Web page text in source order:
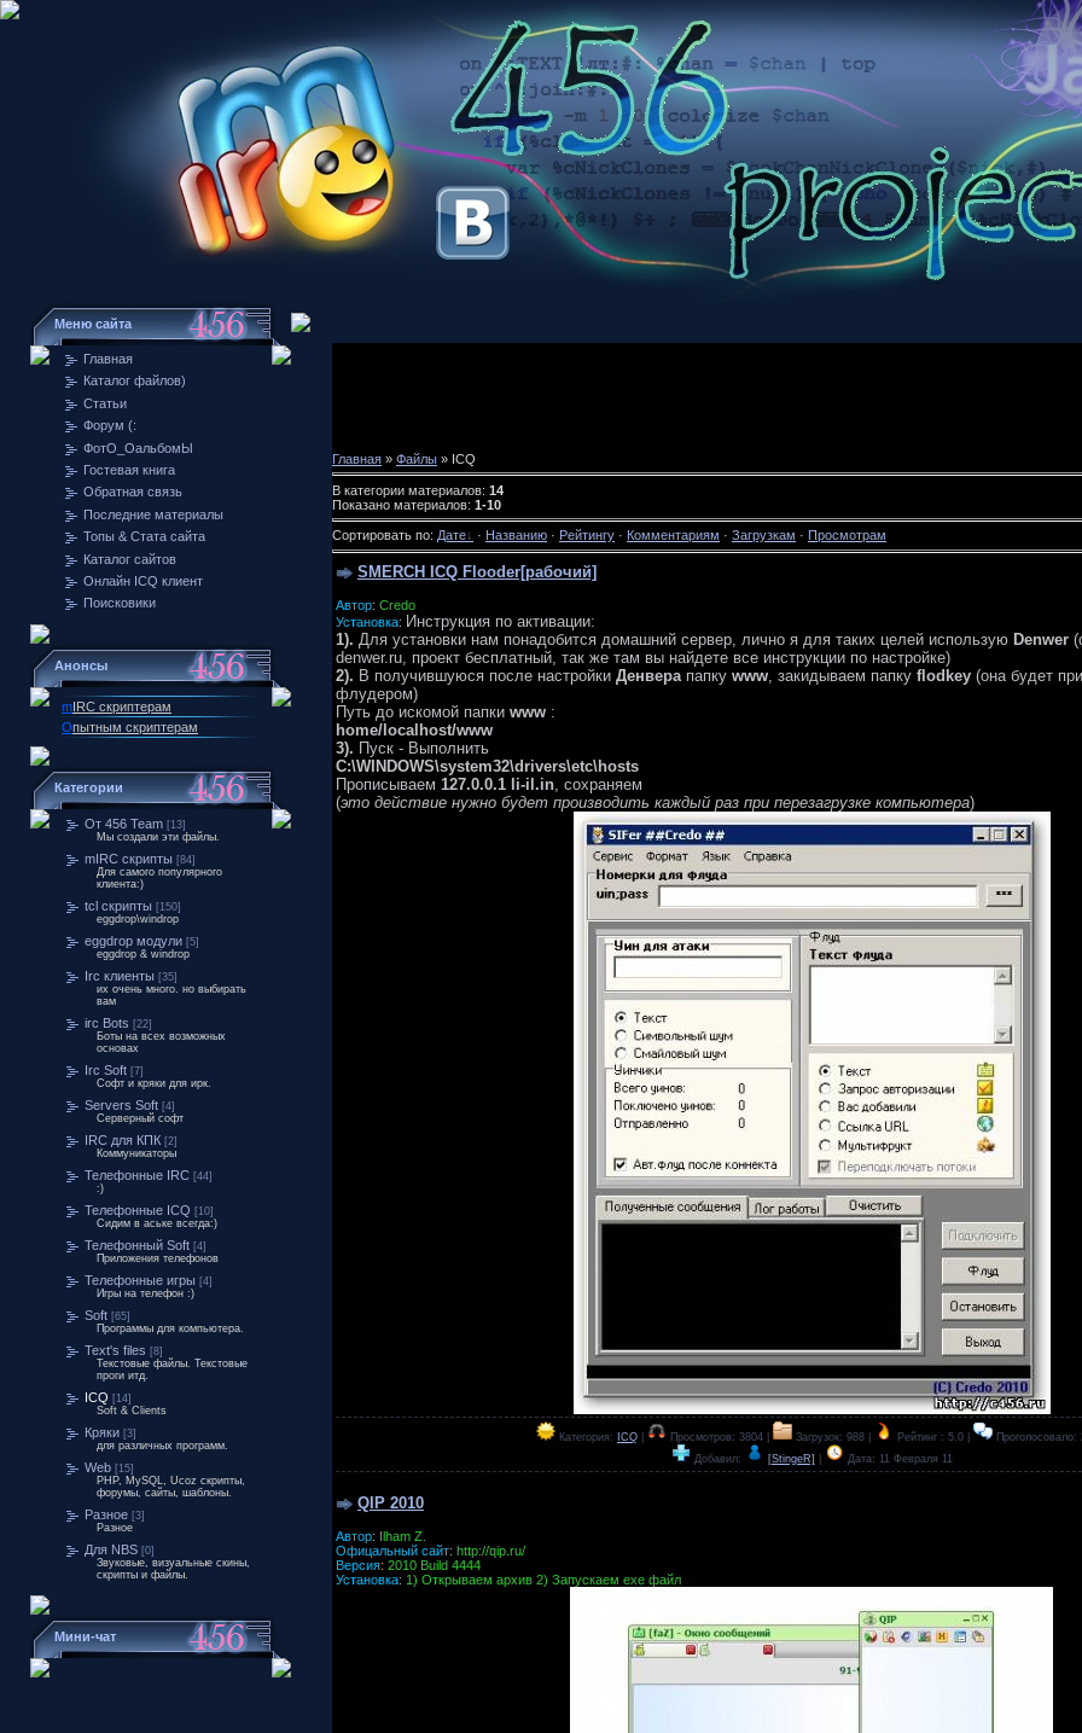
Меню сайта
Главная
Каталог файлов)
Статьи
Форум (:
ФотО_ОальбомЫ
Гостевая книга
Обратная связь
Последние материалы
Топы & Стата сайта
Каталог сайтов
Онлайн ICQ клиент
Поисковики
Анонсы
mIRC скриптерам
Опытным скриптерам
Категории
От 456 Team [13]
Мы создали эти файлы.
mIRC скрипты [84]
Для самого популярного
клиента:)
tcl скрипты [150]
eggdrop\windrop
eggdrop модули [5]
eggdrop & windrop
Irc клиенты [35]
их очень много. но выбирать
вам
irc Bots [22]
Боты на всех возможных
основах
Irc Soft [7]
Софт и кряки для ирк.
Servers Soft [4]
Серверный софт
IRC для КПК [2]
Коммуникаторы
Телефонные IRC [44]
:)
Телефонные ICQ [10]
Сидим в аське всегда:)
Телефонный Soft [4]
Приложения телефонов
Телефонные игры [4]
Игры на телефон :)
Soft [65]
Программы для компьютера.
Text's files [8]
Текстовые файлы. Текстовые
проги итд.
ICQ [14]
Soft & Clients
Кряки [3]
для различных программ.
Web [15]
PHP, MySQL, Ucoz скрипты,
форумы, сайты, шаблоны.
Разное [3]
Разное
Для NBS [0]
Звуковые, визуальные скины,
скрипты и файлы.
Мини-чат
Главная » Файлы » ICQ
В категории материалов: 14
Показано материалов: 1-10
Сортировать по: Дате · Названию · Рейтингу · Комментариям · Загрузкам · Просмотрам
SMERCH ICQ Flooder[рабочий]
Автор: Credo
Установка: Инструкция по активации:
1). Для установки нам понадобится домашний сервер, лично я для таких целей использую Denwer
denwer.ru, проект бесплатный, так же там вы найдете все инструкции по настройке)
2). В получившуюся после настройки Денвера папку www , закидываем папку flodkey (она будет
флудером)
Путь до искомой папки www :
home/localhost/www
3). Пуск - Выполнить
C:\WINDOWS\system32\drivers\etc\hosts
Прописываем 127.0.0.1 li-il.in , сохраняем
(это действие нужно будет производить каждый раз при перезагрузке компьютера)
Категория: ICQ Просмотров: 3804 | Загрузок: 988 | Рейтинг : 5.0 |
Проголосовало:
Добавил:
[StingeR] Дата: 11 Февраля 11
QIP 2010
Автор: Ilham Z.
Офицальный сайт: http://qip.ru/
Версия: 2010 Build 4444
Установка: 1) Открываем архив 2) Запускаем ехе файл